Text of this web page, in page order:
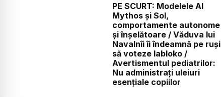
PE SCURT: Modelele AI
Mythos și Sol,
comportamente autonome
și înșelătoare / Văduva lui
Navalnîi îi îndeamnă pe ruși
să voteze Iabloko /
Avertismentul pediatrilor:
Nu administrați uleiuri
esențiale copiilor